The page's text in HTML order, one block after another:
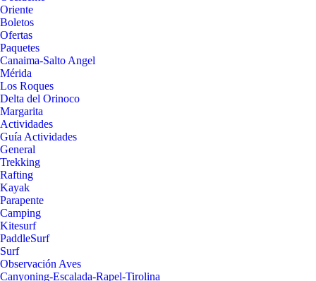
Oriente
Boletos
Ofertas
Paquetes
Canaima-Salto Angel
Mérida
Los Roques
Delta del Orinoco
Margarita
Actividades
Guía Actividades
General
Trekking
Rafting
Kayak
Parapente
Camping
Kitesurf
PaddleSurf
Surf
Observación Aves
Canyoning-Escalada-Rapel-Tirolina